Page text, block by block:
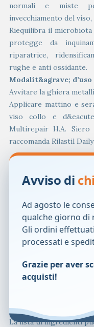
normali e miste
invecchiamento del
Riequilibra il microbiota
protegge da
riparatrice,
rughe e anti ossidante.
Modalit&agrave; d’uso
Avvitare la ghiera
Applicare mattino e
viso collo e
Multirepair H.A.
raccomanda Rilastil
Componenti
Aqua (Water),
Hydroxyethyl
Ectoin, Hydrolyzed
Hydrogenated
Tocopheryl Acetate,
Schisandra
Lactobacillus
Oleate, Ethyl
Isostearate, Mannitol,
Butylene Glycol,
Sodium Hydroxide,
La lista di ingredienti
Avviso di
Ad agosto le
qualche giorno di
Gli ordini
processati e
Grazie per aver
acquisti!